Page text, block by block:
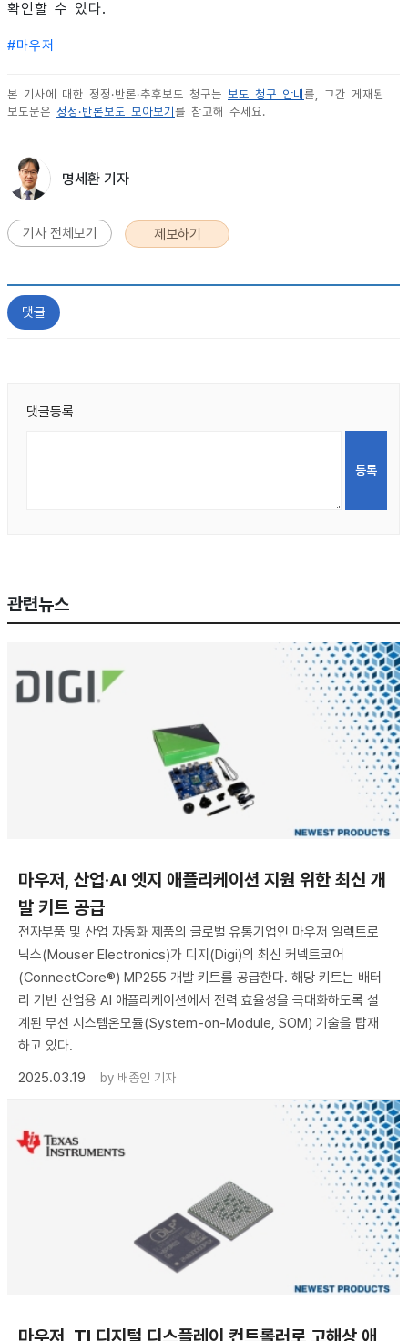
확인할 수 있다.
#마우저
본 기사에 대한 정정·반론·추후보도 청구는 보도 청구 안내 를, 그간 게재된
보도문은 정정·반론보도 모아보기 를 참고해 주세요.
명세환 기자
기사 전체보기 제보하기
댓글
댓글등록
관련뉴스
마우저, 산업·AI 엣지 애플리케이션 지원 위한 최신 개
발 키트 공급
전자부품 및 산업 자동화 제품의 글로벌 유통기업인 마우저 일렉트로
닉스(Mouser Electronics)가 디지(Digi)의 최신 커넥트코어
(ConnectCore®) MP255 개발 키트를 공급한다. 해당 키트는 배터
리 기반 산업용 AI 애플리케이션에서 전력 효율성을 극대화하도록 설
계된 무선 시스템온모듈(System-on-Module, SOM) 기술을 탑재
하고 있다.
2025.03.19
by 배종인 기자